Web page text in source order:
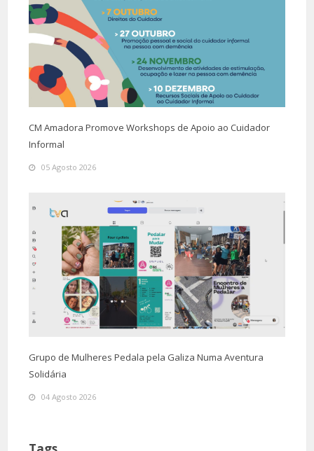
CM Amadora Promove Workshops de Apoio ao Cuidador
Informal
05 Agosto 2026
Grupo de Mulheres Pedala pela Galiza Numa Aventura
Solidária
04 Agosto 2026